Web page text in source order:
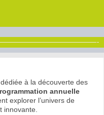
à la découverte des
annuelle
explorer l’univers de
innovante.